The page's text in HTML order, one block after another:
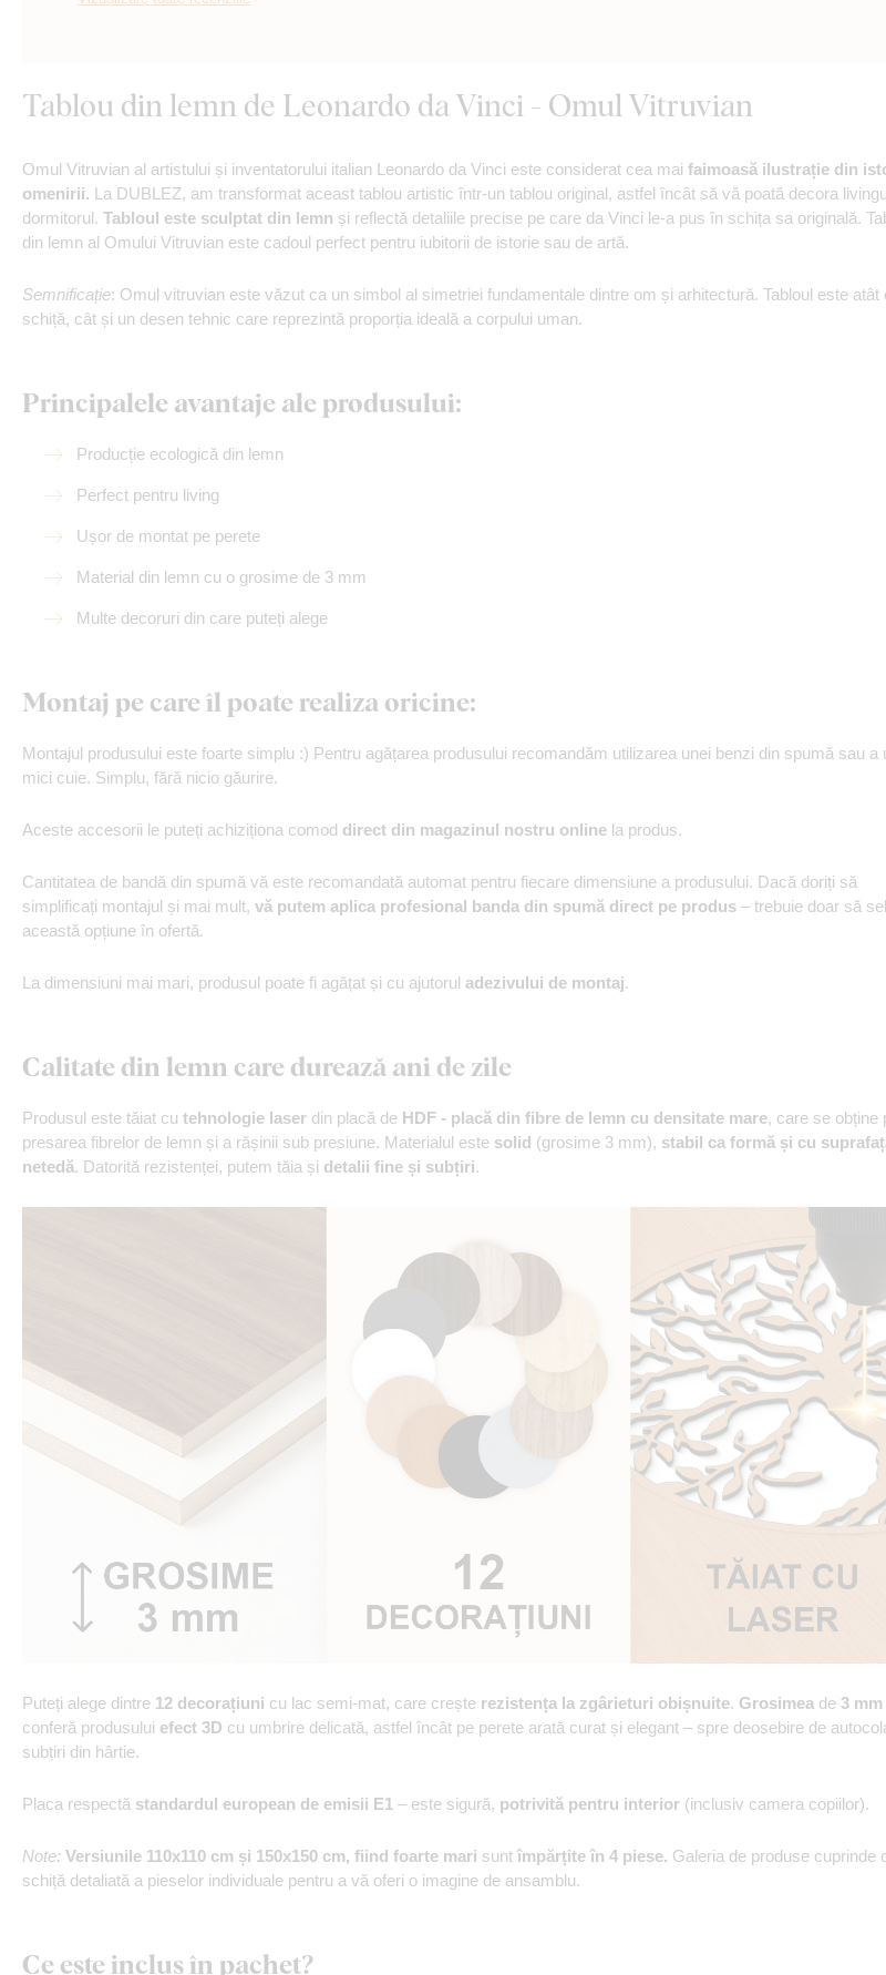
Tablou din lemn de Leonardo da Vinci - Omul Vitruvian
Omul Vitruvian al artistului și inventatorului italian Leonardo da Vinci este considerat cea mai faimoasă ilustrație din
omenirii. La DUBLEZ, am transformat aceast tablou artistic într-un tablou original, astfel încât să vă poată decora
dormitorul. Tabloul este sculptat din lemn și reflectă detaliile precise pe care da Vinci le-a pus în schița sa originală.
din lemn al Omului Vitruvian este cadoul perfect pentru iubitorii de istorie sau de artă.
Semnificație: Omul vitruvian este văzut ca un simbol al simetriei fundamentale dintre om și arhitectură. Tabloul este atât
schiță, cât și un desen tehnic care reprezintă proporția ideală a corpului uman.
Principalele avantaje ale produsului:
Producție ecologică din lemn
Perfect pentru living
Ușor de montat pe perete
Material din lemn cu o grosime de 3 mm
Multe decoruri din care puteți alege
Montaj pe care îl poate realiza oricine:
Montajul produsului este foarte simplu :) Pentru agățarea produsului recomandăm utilizarea unei benzi din spumă sau a
mici cuie. Simplu, fără nicio găurire.
Aceste accesorii le puteți achiziționa comod direct din magazinul nostru online la produs.
Cantitatea de bandă din spumă vă este recomandată automat pentru fiecare dimensiune a produsului. Dacă doriți să
simplificați montajul și mai mult, vă putem aplica profesional banda din spumă direct pe produs – trebuie doar să
această opțiune în ofertă.
La dimensiuni mai mari, produsul poate fi agățat și cu ajutorul adezivului de montaj.
Calitate din lemn care durează ani de zile
Produsul este tăiat cu tehnologie laser din placă de HDF - placă din fibre de lemn cu densitate mare, care se obține
presarea fibrelor de lemn și a rășinii sub presiune. Materialul este solid (grosime 3 mm), stabil ca formă și cu
netedă. Datorită rezistenței, putem tăia și detalii fine și subțiri.
Puteți alege dintre 12 decorațiuni cu lac semi-mat, care crește rezistența la zgârieturi obișnuite. Grosimea de 3 mm
conferă produsului efect 3D cu umbrire delicată, astfel încât pe perete arată curat și elegant – spre deosebire de
subțiri din hârtie.
Placa respectă standardul european de emisii E1 – este sigură, potrivită pentru interior (inclusiv camera copiilor).
Note: Versiunile 110x110 cm și 150x150 cm, fiind foarte mari sunt împărțite în 4 piese. Galeria de produse cuprinde
schiță detaliată a pieselor individuale pentru a vă oferi o imagine de ansamblu.
Ce este inclus în pachet?